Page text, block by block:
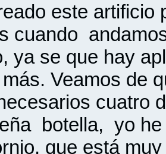
este artificio
cuando
ya se que hay
Veamos de
cuatro
botella, yo
que está